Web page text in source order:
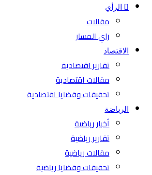
الرأي
مقالات
راي المسار
الاقتصاد
تقارير اقتصادية
مقالات اقتصادية
تحقيقات وقضايا اقتصادية
الرياضة
أخبار رياضية
تقارير رياضية
مقالات رياضية
تحقيقات وقضايا رياضية